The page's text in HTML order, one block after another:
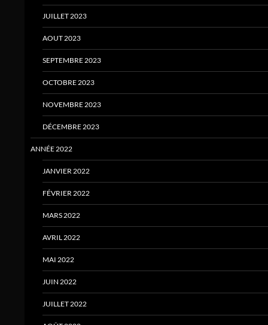
JUILLET 2023
AOUT 2023
SEPTEMBRE 2023
OCTOBRE 2023
NOVEMBRE 2023
DÉCEMBRE 2023
ANNÉE 2022
JANVIER 2022
FÉVRIER 2022
MARS 2022
AVRIL 2022
MAI 2022
JUIN 2022
JUILLET 2022